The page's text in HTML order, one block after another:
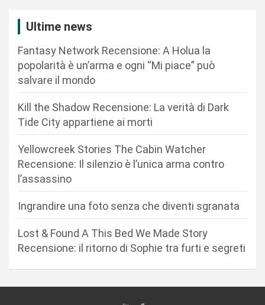
i
Ultime news
Fantasy Network Recensione: A Holua la
popolarità è un’arma e ogni “Mi piace” può
salvare il mondo
Kill the Shadow Recensione: La verità di Dark
Tide City appartiene ai morti
Yellowcreek Stories The Cabin Watcher
Recensione: Il silenzio è l’unica arma contro
l’assassino
Ingrandire una foto senza che diventi sgranata
Lost & Found A This Bed We Made Story
Recensione: il ritorno di Sophie tra furti e segreti